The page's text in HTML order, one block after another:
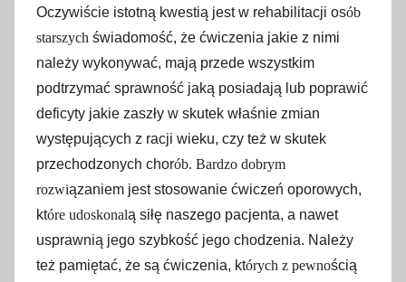
Oczywiście istotną kwestią jest w rehabilitacji osób
starszych świadomość, że ćwiczenia jakie z nimi
należy wykonywać, mają przede wszystkim
podtrzymać sprawność jaką posiadają lub poprawić
deficyty jakie zaszły w skutek właśnie zmian
występujących z racji wieku, czy też w skutek
przechodzonych chorób. Bardzo dobrym
rozwiązaniem jest stosowanie ćwiczeń oporowych,
które udoskonalą siłę naszego pacjenta, a nawet
usprawnią jego szybkość jego chodzenia. Należy
też pamiętać, że są ćwiczenia, których z pewnością